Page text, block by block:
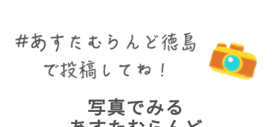
術
館
写真でみる